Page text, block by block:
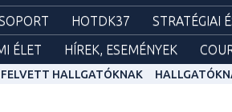
HOTDK37 STRATÉGIAI
ÉLET HÍREK, ESEMÉNYEK
FELVETT HALLGATÓKNAK